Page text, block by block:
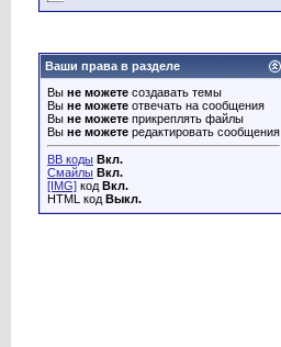
Ваши права в разделе
Вы не можете создавать темы
Вы не можете отвечать на сообщения
Вы не можете прикреплять файлы
Вы не можете редактировать сообщения
BB коды Вкл.
Смайлы Вкл.
[IMG] код Вкл.
HTML код Выкл.